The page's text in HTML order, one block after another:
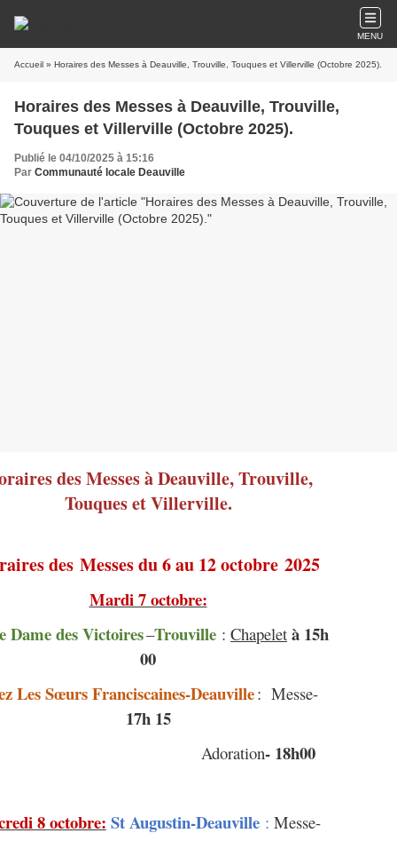
MENU
Accueil » Horaires des Messes à Deauville, Trouville, Touques et Villerville (Octobre 2025).
Horaires des Messes à Deauville, Trouville,
Touques et Villerville (Octobre 2025).
Publié le 04/10/2025 à 15:16
Par Communauté locale Deauville
des Messes à Deauville, Trouville,
Touques et Villerville.
des Messes du 6 au 12 octobre 2025
Mardi 7 octobre:
Dame des Victoires–Trouville : Chapelet à 15h
00
Les Sœurs Franciscaines-Deauville: Messe-
17h 15
Adoration- 18h00
8 octobre: St Augustin-Deauville: Messe-